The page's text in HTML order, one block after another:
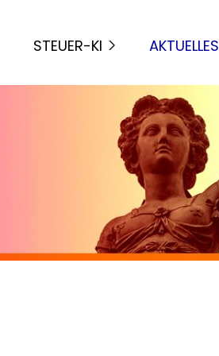
STEUER-KI AKTUELLES